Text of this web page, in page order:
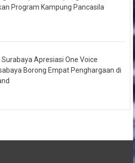
Program Kampung Pancasila
Surabaya Apresiasi One Voice
Borong Empat Penghargaan di